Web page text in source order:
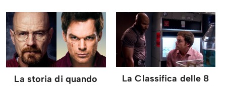
La storia di quando
La Classifica delle 8